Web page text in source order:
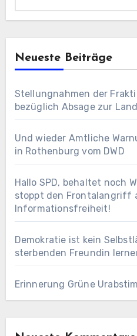
Neueste Beiträge
Stellungnahmen der
bezüglich Absage zur
Und wieder Amtliche
in Rothenburg vom DWD
Hallo SPD, behaltet noch
stoppt den Frontalangriff
Informationsfreiheit!
Demokratie ist kein
sterbenden Freundin
Erinnerung Grüne